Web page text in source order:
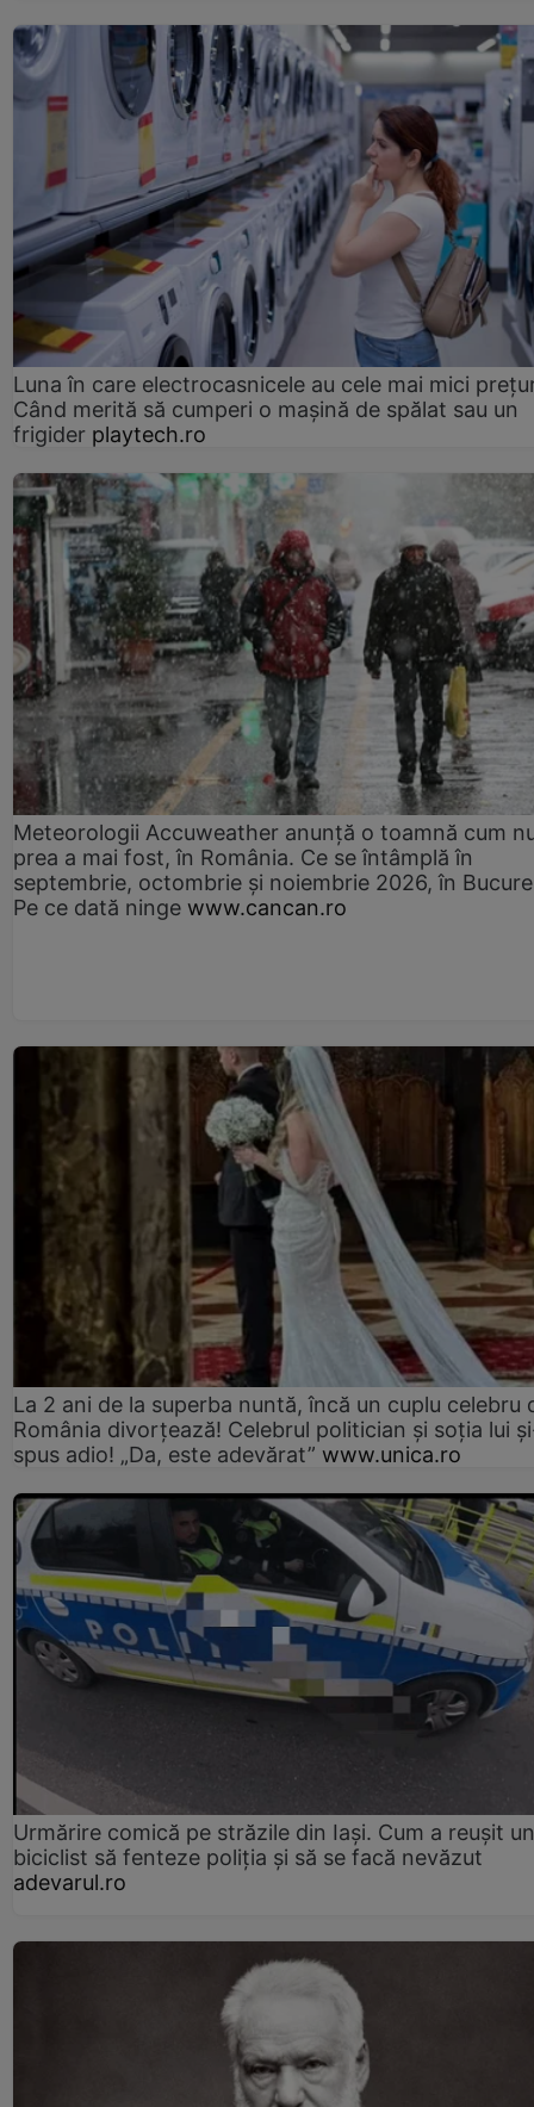
Luna în care electrocasnicele au cele mai mici
Când merită să cumperi o mașină de spălat sau un
frigider playtech.ro
Meteorologii Accuweather anunță o toamnă cum
prea a mai fost, în România. Ce se întâmplă în
septembrie, octombrie și noiembrie 2026, în
Pe ce dată ninge www.cancan.ro
La 2 ani de la superba nuntă, încă un cuplu celebru
România divorțează! Celebrul politician și soția lui
spus adio! „Da, este adevărat” www.unica.ro
Urmărire comică pe străzile din Iași. Cum a reușit un
biciclist să fenteze poliția și să se facă nevăzut
adevarul.ro